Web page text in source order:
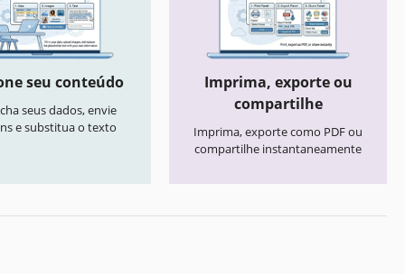
seu conteúdo
seus dados, envie
e substitua o texto
Imprima, exporte ou
compartilhe
Imprima, exporte como PDF ou
compartilhe instantaneamente